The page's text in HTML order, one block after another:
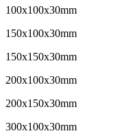
100x100x30mm
150x100x30mm
150x150x30mm
200x100x30mm
200x150x30mm
300x100x30mm